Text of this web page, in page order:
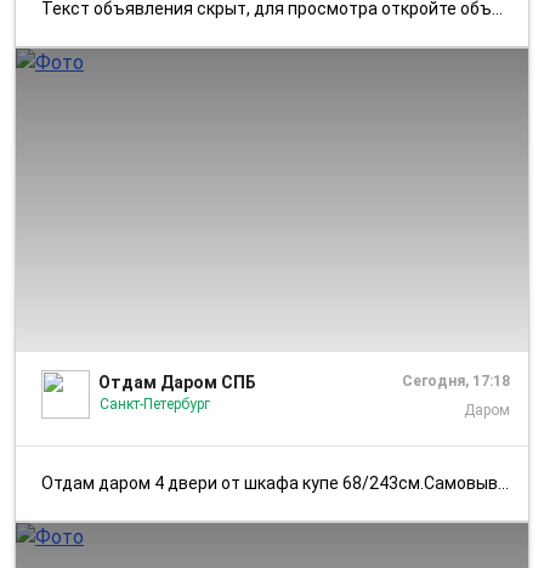
Текст объявления скрыт, для просмотра откройте объявление в приложении...
Отдам Даром СПБ
Санкт-Петербург
Сегодня, 17:18
Даром
Отдам даром 4 двери от шкафа купе 68/243см.Самовывоз [id3547878|Яна ...